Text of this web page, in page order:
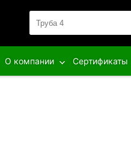
О компании Сертификаты